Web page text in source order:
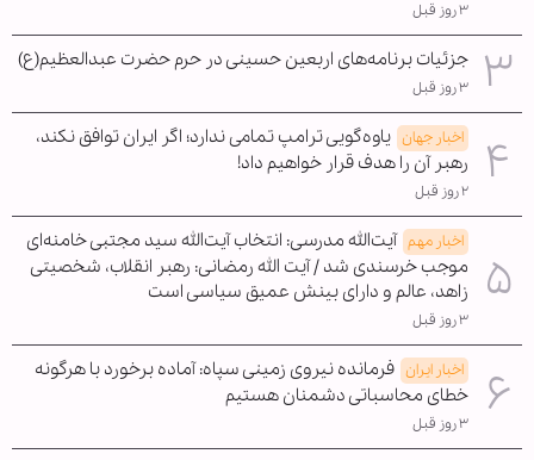
۳ روز قبل
جزئیات برنامه‌های اربعین حسینی در حرم حضرت عبدالعظیم(ع)
۳ روز قبل
اخبار جهان یاوه‌گویی ترامپ تمامی ندارد؛ اگر ایران توافق نکند،
رهبر آن را هدف قرار خواهیم داد!
۲ روز قبل
اخبار مهم آیت‌الله مدرسی: انتخاب آیت‌الله سید مجتبی خامنه‌ای
موجب خرسندی شد / آیت الله رمضانی: رهبر انقلاب، شخصیتی
زاهد، عالم و دارای بینش عمیق سیاسی است
۳ روز قبل
اخبار ایران فرمانده نیروی زمینی سپاه: آماده برخورد با هرگونه
خطای محاسباتی دشمنان هستیم
۳ روز قبل